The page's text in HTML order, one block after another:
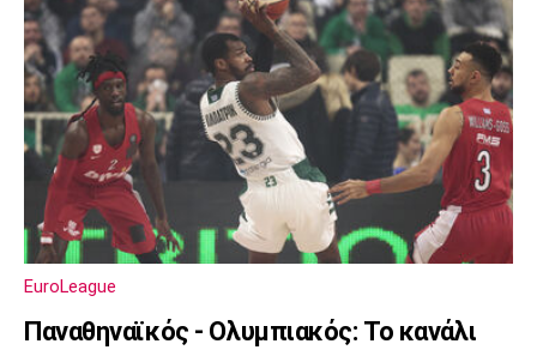
Παρασκήνιο
Μπαρτσελόνα
Ρεάλ
Μαδρίτης
Ατλέτικο
Μαδρίτης
Μάντσεστερ
Γιουνάιτεντ
Τσέλσι Άρσεναλ
Λίβερπουλ
EuroLeague
Παναθηναϊκός - Ολυμπιακός: Το κανάλι